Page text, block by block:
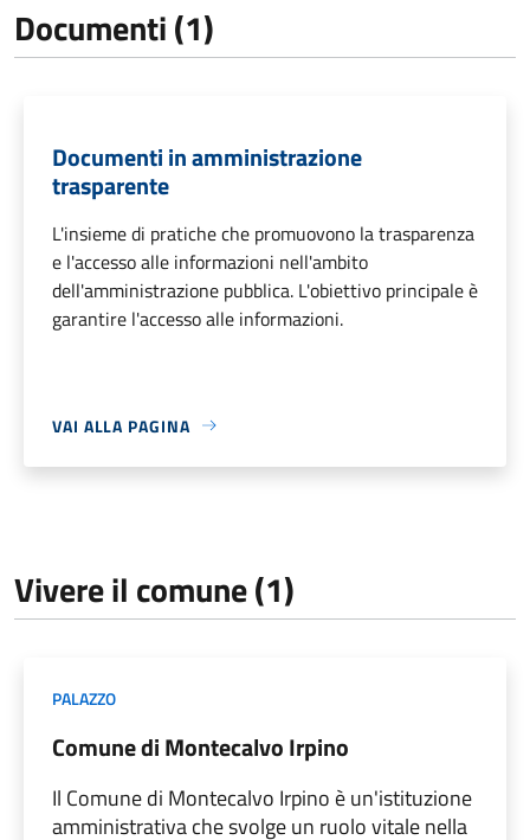
Documenti (1)
Documenti in amministrazione
trasparente
L'insieme di pratiche che promuovono la trasparenza
e l'accesso alle informazioni nell'ambito
dell'amministrazione pubblica. L'obiettivo principale è
garantire l'accesso alle informazioni.
VAI ALLA PAGINA
Vivere il comune (1)
PALAZZO
Comune di Montecalvo Irpino
Il Comune di Montecalvo Irpino è un'istituzione
amministrativa che svolge un ruolo vitale nella